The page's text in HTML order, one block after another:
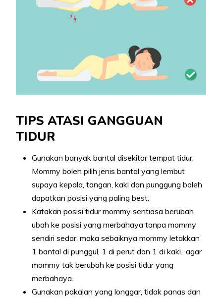
TIPS ATASI GANGGUAN
TIDUR
Gunakan banyak bantal disekitar tempat tidur.
Mommy boleh pilih jenis bantal yang lembut
supaya kepala, tangan, kaki dan punggung boleh
dapatkan posisi yang paling best.
Katakan posisi tidur mommy sentiasa berubah
ubah ke posisi yang merbahaya tanpa mommy
sendiri sedar, maka sebaiknya mommy letakkan
1 bantal di punggul, 1 di perut dan 1 di kaki.. agar
mommy tak berubah ke posisi tidur yang
merbahaya.
Gunakan pakaian yang longgar, tidak panas dan